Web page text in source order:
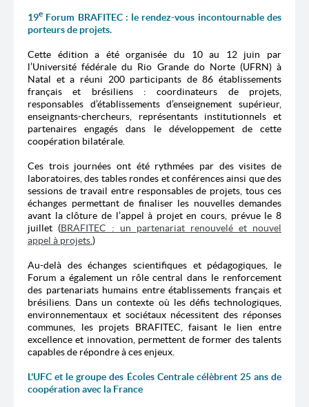
19e Forum BRAFITEC : le rendez-vous incontournable des
porteurs de projets.
Cette édition a été organisée du 10 au 12 juin par
l’Université fédérale du Rio Grande do Norte (UFRN) à
Natal et a réuni 200 participants de 86 établissements
français et brésiliens : coordinateurs de projets,
responsables d’établissements d’enseignement supérieur,
enseignants-chercheurs, représentants institutionnels et
partenaires engagés dans le développement de cette
coopération bilatérale.
Ces trois journées ont été rythmées par des visites de
laboratoires, des tables rondes et conférences ainsi que des
sessions de travail entre responsables de projets, tous ces
échanges permettant de finaliser les nouvelles demandes
avant la clôture de l’appel à projet en cours, prévue le 8
juillet (BRAFITEC : un partenariat renouvelé et nouvel
appel à projets.)
Au-delà des échanges scientifiques et pédagogiques, le
Forum a également un rôle central dans le renforcement
des partenariats humains entre établissements français et
brésiliens. Dans un contexte où les défis technologiques,
environnementaux et sociétaux nécessitent des réponses
communes, les projets BRAFITEC, faisant le lien entre
excellence et innovation, permettent de former des talents
capables de répondre à ces enjeux.
L'UFC et le groupe des Écoles Centrale célèbrent 25 ans de
coopération avec la France